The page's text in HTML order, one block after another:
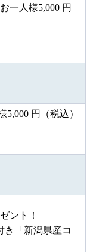
一人様5,000 円
円（税込）
ント！
き「新潟県産コ